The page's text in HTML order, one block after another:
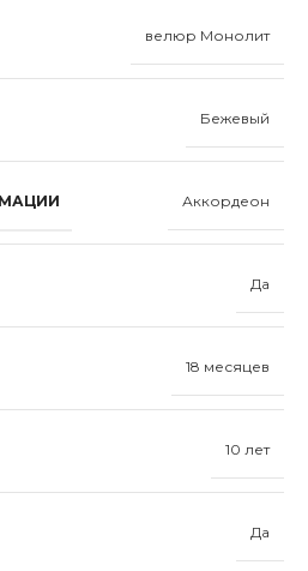
велюр Монолит
Бежевый
Аккордеон
Да
18 месяцев
10 лет
Да